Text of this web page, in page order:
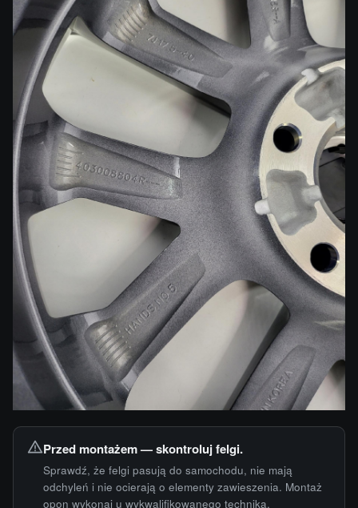
Przed montażem — skontroluj felgi.
Sprawdź, że felgi pasują do samochodu, nie mają
odchyleń i nie ocierają o elementy zawieszenia. Montaż
opon wykonaj u wykwalifikowanego technika.